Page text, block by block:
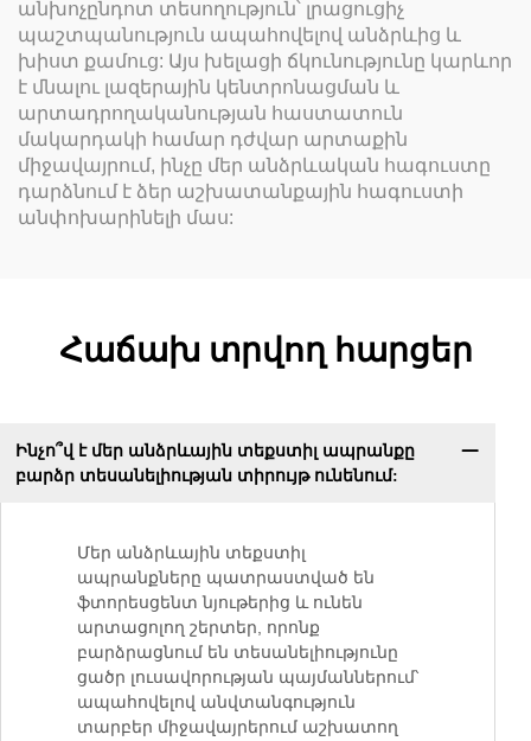
անխոչընդոտ տեսողություն՝ լրացուցիչ
պաշտպանություն ապահովելով անձրևից և
խիստ քամուց: Այս խելացի ճկունությունը կարևոր
է մնալու լազերային կենտրոնացման և
արտադրողականության հաստատուն
մակարդակի համար դժվար արտաքին
միջավայրում, ինչը մեր անձրևական հագուստը
դարձնում է ձեր աշխատանքային հագուստի
անփոխարինելի մաս:
Հաճախ տրվող հարցեր
Ինչո՞վ է մեր անձրևային տեքստիլ ապրանքը
բարձր տեսանելիության տիրույթ ունենում:
Մեր անձրևային տեքստիլ
ապրանքները պատրաստված են
ֆտորեսցենտ նյութերից և ունեն
արտացոլող շերտեր, որոնք
բարձրացնում են տեսանելիությունը
ցածր լուսավորության պայմաններում՝
ապահովելով անվտանգություն
տարբեր միջավայրերում աշխատող